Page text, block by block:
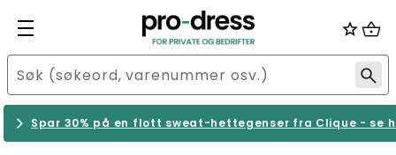
Spar 30% på en flott sweat-hettegenser fra Clique - se